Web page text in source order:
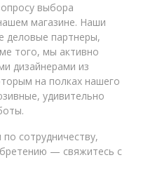
выбора
магазине. Наши
деловые партнеры,
того, мы активно
дизайнерами из
на полках нашего
удивительно
сотрудничеству,
— свяжитесь с